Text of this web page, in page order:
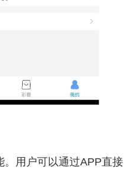
。用户可以通过APP直接